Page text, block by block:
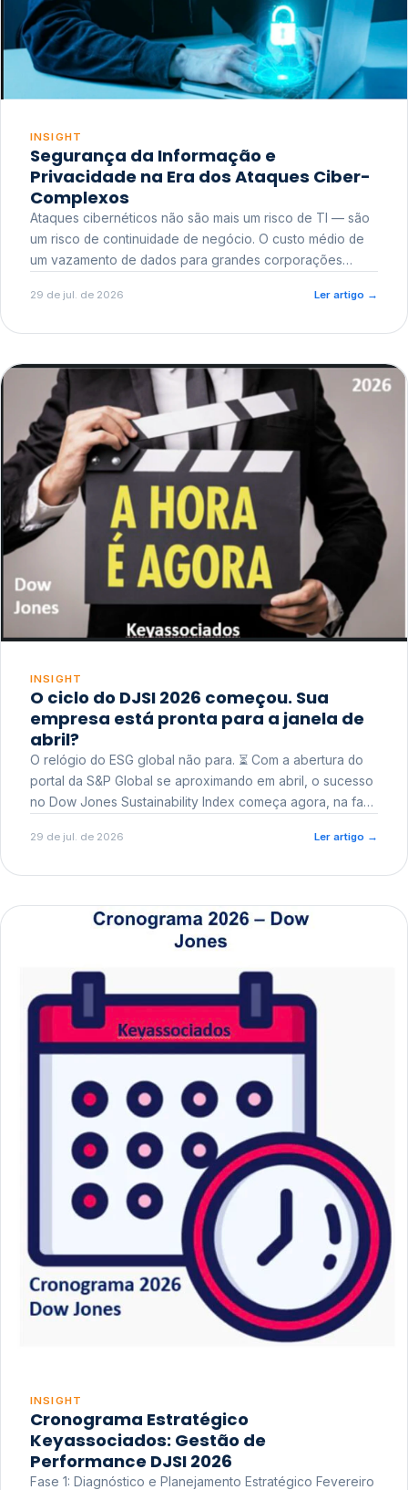
INSIGHT
Segurança da Informação e
Privacidade na Era dos Ataques Ciber-
Complexos
Ataques cibernéticos não são mais um risco de TI — são
um risco de continuidade de negócio. O custo médio de
um vazamento de dados para grandes corporações
reputacional e o risco regulatório junto a órgãos como a
29 de jul. de 2026 Ler artigo →
INSIGHT
O ciclo do DJSI 2026 começou. Sua
empresa está pronta para a janela de
abril?
O relógio do ESG global não para. ⏳ Com a abertura do
portal da S&P Global se aproximando em abril, o sucesso
no Dow Jones Sustainability Index começa agora, na fase
29 de jul. de 2026 Ler artigo →
INSIGHT
Cronograma Estratégico
Keyassociados: Gestão de
Performance DJSI 2026
Fase 1: Diagnóstico e Planejamento Estratégico Fevereiro